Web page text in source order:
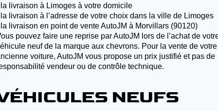
livraison à Limoges à votre domicile
livraison à l’adresse de votre choix dans la ville de Limoges
livraison en point de vente AutoJM à Morvillars (90120)
pouvez faire une reprise par AutoJM lors de l’achat de
neuf de la marque aux chevrons. Pour la vente de votre
voiture, AutoJM vous propose un prix justifié et pas de
vendeur ou de contrôle technique.
NEUFS